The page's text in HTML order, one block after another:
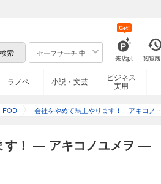
セーフサーチ 中
来店pt
Get!
閲覧
ラノベ 小説・文芸
ビジネス
実用
FOD
会社をやめて馬主やります！―アキコノ
す！ ― アキコノユメヲ
場に戻ってきた明希子28歳。今の自分に何が
るぞ！ 馬とお金と人情と…夢と現実の間で
― 27
るぞ！ 馬とお金と人情と…夢と現実の間で大